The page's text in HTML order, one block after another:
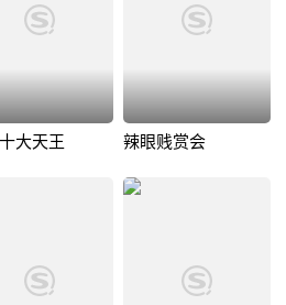
大天王 辣眼贱赏会